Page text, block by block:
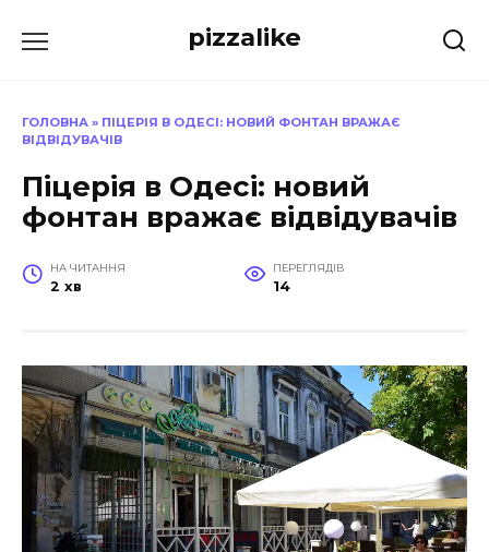
до
pizzalike
ГОЛОВНА » ПІЦЕРІЯ В ОДЕСІ: НОВИЙ ФОНТАН ВРАЖАЄ
ВІДВІДУВАЧІВ
Піцерія в Одесі: новий
фонтан вражає відвідувачів
НА ЧИТАННЯ
2 хв
ПЕРЕГЛЯДІВ
14